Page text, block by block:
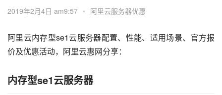
2019年2月4日 am9:57 • 阿里云服务器优惠
阿里云内存型se1云服务器配置、性能、适用场景、官方报
价及优惠活动，阿里云惠网分享：
内存型se1云服务器